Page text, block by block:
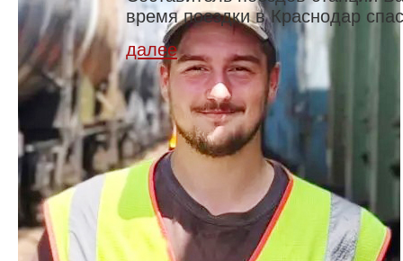
время поездки в Краснодар
далее